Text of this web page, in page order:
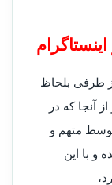
طرفی بلحاظ
آنجا که در
متهم و
و با این